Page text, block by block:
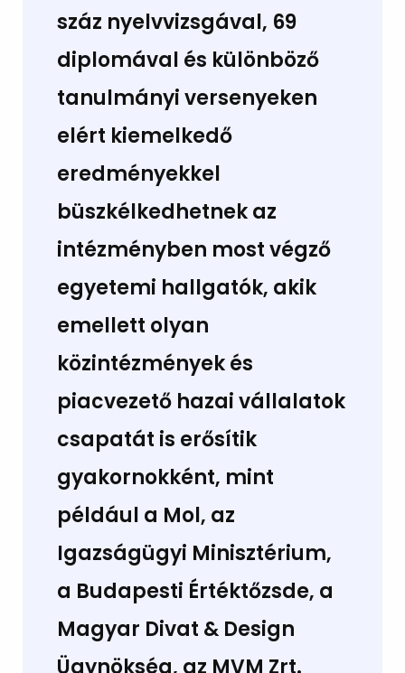
száz nyelvvizsgával, 69
diplomával és különböző
tanulmányi versenyeken
elért kiemelkedő
eredményekkel
büszkélkedhetnek az
intézményben most végző
egyetemi hallgatók, akik
emellett olyan
közintézmények és
piacvezető hazai vállalatok
csapatát is erősítik
gyakornokként, mint
például a Mol, az
Igazságügyi Minisztérium,
a Budapesti Értéktőzsde, a
Magyar Divat & Design